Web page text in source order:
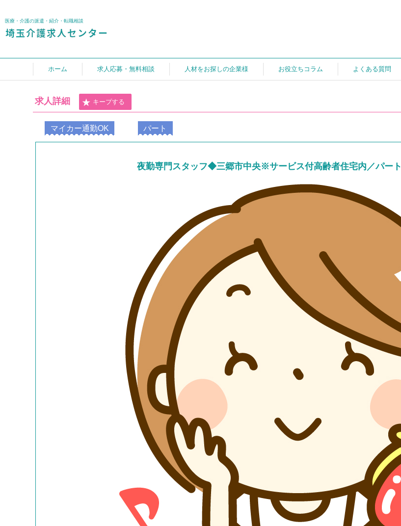
医療・介護の派遣・紹介・転職相談
ホーム 求人応募・無料相談 人材をお探しの企業様 お役立ちコラム よくある質問
求人詳細 キープする
マイカー通勤OK パート
夜勤専門スタッフ◆三郷市中央※サービス付高齢者住宅内／パー